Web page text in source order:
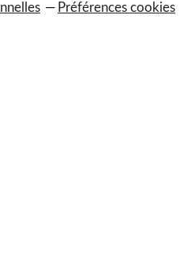
Préférences cookies